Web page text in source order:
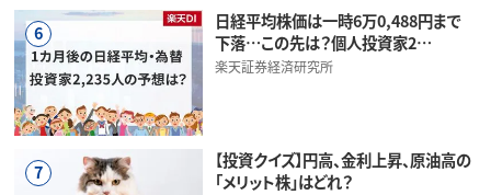
6
日経平均株価は一時6万0,488円まで
下落…この先は？個人投資家2…
楽天証券経済研究所
7
【投資クイズ】円高、金利上昇、原油高の
「メリット株」はどれ？